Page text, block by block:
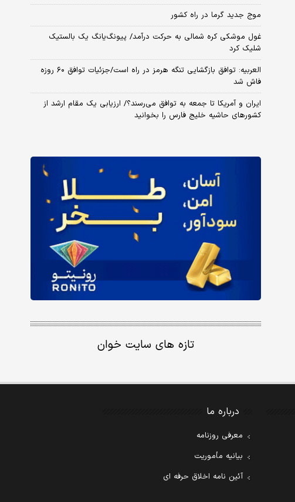
موج جدید گرما در راه کشور
غول موشکی کره شمالی به حرکت درآمد/ پیونگ‌یانگ یک بالستیک
شلیک کرد
العربیه: توافق بازگشایی تنگه هرمز در راه است/جزئیات توافق ۶۰ روزه
فاش شد
ایران و آمریکا تا جمعه به توافق می‌رسند؟/ ارزیابی یک مقام ارشد از
کشورهای حاشیه خلیج فارس را بخوانید
تازه های سایت خوان
درباره ما
معرفی روزنامه
بیانیه مأموریت
آئین نامه اخلاق حرفه ای